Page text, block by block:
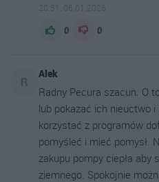
20:51, 06.01.2026
0 0
Alek
Radny Pecura szacun. O
lub pokazać ich nieuctwo
korzystać z programów
pomyśleć i mieć pomysł.
zakupu pompy ciepła aby
ziemnego. Spokojnie